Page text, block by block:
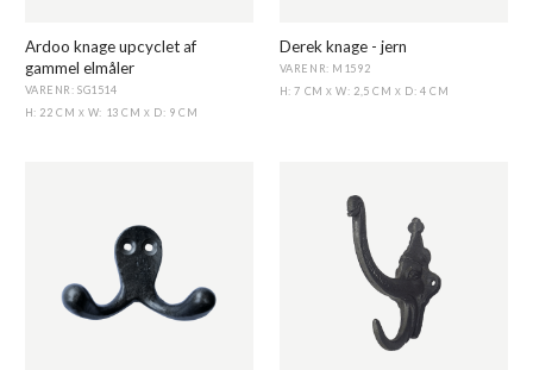
Ardoo knage upcyclet af
gammel elmåler
VARENR: SG1514
H: 22 CM X W: 13 CM X D: 9 CM
Derek knage - jern
VARENR: M1592
H: 7 CMX W: 2,5 CMX D: 4 CM